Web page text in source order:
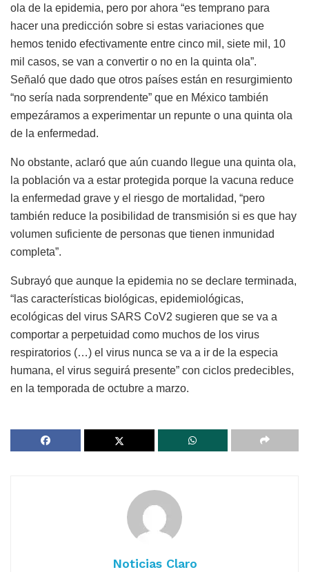
ola de la epidemia, pero por ahora “es temprano para
hacer una predicción sobre si estas variaciones que
hemos tenido efectivamente entre cinco mil, siete mil, 10
mil casos, se van a convertir o no en la quinta ola”.
Señaló que dado que otros países están en resurgimiento
“no sería nada sorprendente” que en México también
empezáramos a experimentar un repunte o una quinta ola
de la enfermedad.
No obstante, aclaró que aún cuando llegue una quinta ola,
la población va a estar protegida porque la vacuna reduce
la enfermedad grave y el riesgo de mortalidad, “pero
también reduce la posibilidad de transmisión si es que hay
volumen suficiente de personas que tienen inmunidad
completa”.
Subrayó que aunque la epidemia no se declare terminada,
“las características biológicas, epidemiológicas,
ecológicas del virus SARS CoV2 sugieren que se va a
comportar a perpetuidad como muchos de los virus
respiratorios (…) el virus nunca se va a ir de la especia
humana, el virus seguirá presente” con ciclos predecibles,
en la temporada de octubre a marzo.
Noticias Claro